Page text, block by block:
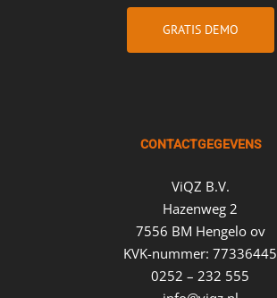
GRATIS DEMO
CONTACTGEGEVENS
ViQZ B.V.
Hazenweg 2
7556 BM Hengelo ov
KVK-nummer: 77336445
0252 – 232 555